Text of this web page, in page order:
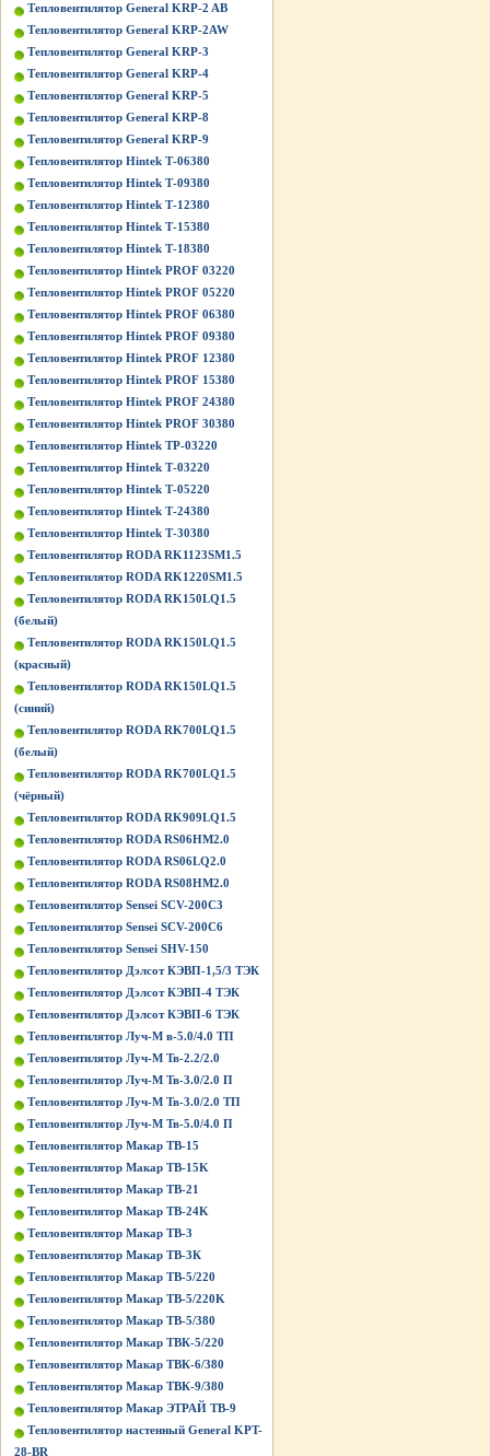
Тепловентилятор General KRP-2 AB
Тепловентилятор General KRP-2AW
Тепловентилятор General KRP-3
Тепловентилятор General KRP-4
Тепловентилятор General KRP-5
Тепловентилятор General KRP-8
Тепловентилятор General KRP-9
Тепловентилятор Hintek Т-06380
Тепловентилятор Hintek Т-09380
Тепловентилятор Hintek Т-12380
Тепловентилятор Hintek Т-15380
Тепловентилятор Hintek Т-18380
Тепловентилятор Hintek PROF 03220
Тепловентилятор Hintek PROF 05220
Тепловентилятор Hintek PROF 06380
Тепловентилятор Hintek PROF 09380
Тепловентилятор Hintek PROF 12380
Тепловентилятор Hintek PROF 15380
Тепловентилятор Hintek PROF 24380
Тепловентилятор Hintek PROF 30380
Тепловентилятор Hintek TP-03220
Тепловентилятор Hintek Т-03220
Тепловентилятор Hintek Т-05220
Тепловентилятор Hintek Т-24380
Тепловентилятор Hintek Т-30380
Тепловентилятор RODA RK1123SM1.5
Тепловентилятор RODA RK1220SM1.5
Тепловентилятор RODA RK150LQ1.5
(белый)
Тепловентилятор RODA RK150LQ1.5
(красный)
Тепловентилятор RODA RK150LQ1.5
(синий)
Тепловентилятор RODA RK700LQ1.5
(белый)
Тепловентилятор RODA RK700LQ1.5
(чёрный)
Тепловентилятор RODA RK909LQ1.5
Тепловентилятор RODA RS06HM2.0
Тепловентилятор RODA RS06LQ2.0
Тепловентилятор RODA RS08HM2.0
Тепловентилятор Sensei SCV-200C3
Тепловентилятор Sensei SCV-200C6
Тепловентилятор Sensei SHV-150
Тепловентилятор Дэлсот КЭВП-1,5/3 ТЭК
Тепловентилятор Дэлсот КЭВП-4 ТЭК
Тепловентилятор Дэлсот КЭВП-6 ТЭК
Тепловентилятор Луч-М в-5.0/4.0 ТП
Тепловентилятор Луч-М Тв-2.2/2.0
Тепловентилятор Луч-М Тв-3.0/2.0 П
Тепловентилятор Луч-М Тв-3.0/2.0 ТП
Тепловентилятор Луч-М Тв-5.0/4.0 П
Тепловентилятор Макар ТВ-15
Тепловентилятор Макар ТВ-15K
Тепловентилятор Макар ТВ-21
Тепловентилятор Макар ТВ-24K
Тепловентилятор Макар ТВ-3
Тепловентилятор Макар ТВ-3К
Тепловентилятор Макар ТВ-5/220
Тепловентилятор Макар ТВ-5/220K
Тепловентилятор Макар ТВ-5/380
Тепловентилятор Макар ТВК-5/220
Тепловентилятор Макар ТВК-6/380
Тепловентилятор Макар ТВК-9/380
Тепловентилятор Макар ЭТРАЙ ТВ-9
Тепловентилятор настенный General KPT-
28-BR